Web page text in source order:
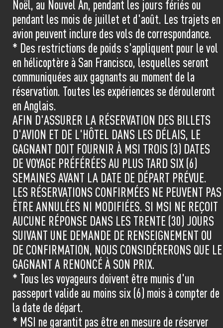
Noël, au Nouvel An, pendant les jours fériés ou
pendant les mois de juillet et d'août. Les trajets en
avion peuvent inclure des vols de correspondance.
* Des restrictions de poids s'appliquent pour le vol
en hélicoptère à San Francisco, lesquelles seront
communiquées aux gagnants au moment de la
réservation. Toutes les expériences se dérouleront
en Anglais.
AFIN D'ASSURER LA RÉSERVATION DES BILLETS
D'AVION ET DE L'HÔTEL DANS LES DÉLAIS, LE
GAGNANT DOIT FOURNIR À MSI TROIS (3) DATES
DE VOYAGE PRÉFÉRÉES AU PLUS TARD SIX (6)
SEMAINES AVANT LA DATE DE DÉPART PRÉVUE.
LES RÉSERVATIONS CONFIRMÉES NE PEUVENT PAS
ÊTRE ANNULÉES NI MODIFIÉES. SI MSI NE REÇOIT
AUCUNE RÉPONSE DANS LES TRENTE (30) JOURS
SUIVANT UNE DEMANDE DE RENSEIGNEMENT OU
DE CONFIRMATION, NOUS CONSIDÉRERONS QUE LE
GAGNANT A RENONCÉ À SON PRIX.
* Tous les voyageurs doivent être munis d'un
passeport valide au moins six (6) mois à compter de
la date de départ.
* MSI ne garantit pas être en mesure de réserver